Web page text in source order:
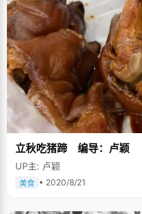
立秋吃猪蹄 编导：卢颖
UP主: 卢颖
美食 • 2020/8/21